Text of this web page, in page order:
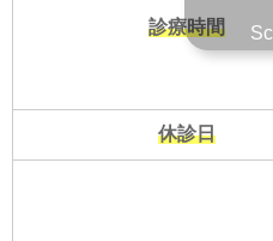
診療時間
休診日